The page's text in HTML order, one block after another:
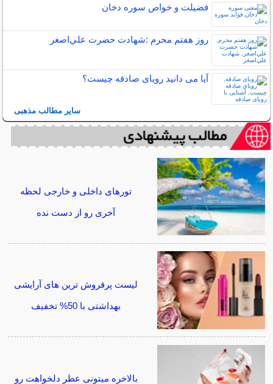
فضیلت و خواص سوره دخان
روز هفتم محرم :شهادت حضرت علي‌اصغر
آیا می دانید رویای صادقه چیست؟
سایر مطالب مذهبی
تورهای داخلی و خارجی لحظه
آخری رو از دست نده
لیست پرفروش ترین های آرایشی
بهداشتی با 50% تخفیف
بالاخره میتونی عطر دلخواهت رو